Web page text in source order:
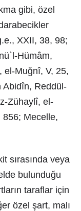
gibi, özel
XXII, 38, 98;
Hümâm,
el-Muğnî, V, 25,
Abidîn, Reddül-
Zühaylî, el-
856; Mecelle,
sırasında veya
bulunduğu
taraflar için
özel şart, malı